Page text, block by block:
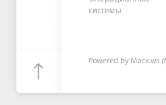
системы
Powered by Macx.ws